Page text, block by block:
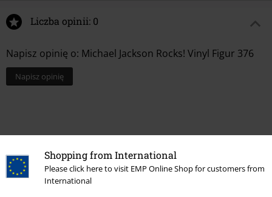
Shopping from International
Please click here to visit EMP Online Shop for customers from
International
Liczba opinii: 0
Napisz opinię o: Michael Jackson Rocks! Vinyl Figur 376
Napisz opinię